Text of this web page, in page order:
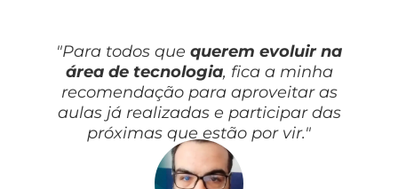
"Para todos que querem evoluir na
área de tecnologia, fica a minha
recomendação para aproveitar as
aulas já realizadas e participar das
próximas que estão por vir."